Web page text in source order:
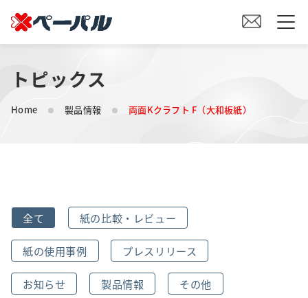
HOME
初めての方へ
会社案内
事業内容
トピックス
Home 製品情報 両面Kクラフト F（大和板紙）
全て 紙の比較・レビュー
紙の使用事例 プレスリリース
お知らせ 製品情報 その他